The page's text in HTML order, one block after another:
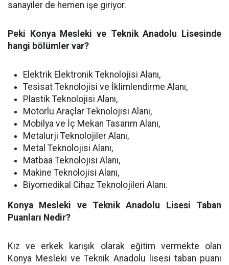
sanayiler de hemen işe giriyor.
Peki Konya Mesleki ve Teknik Anadolu Lisesinde
hangi bölümler var?
Elektrik Elektronik Teknolojisi Alanı,
Tesisat Teknolojisi ve İklimlendirme Alanı,
Plastik Teknolojisi Alanı,
Motorlu Araçlar Teknolojisi Alanı,
Mobilya ve İç Mekan Tasarım Alanı,
Metalurji Teknolojiler Alanı,
Metal Teknolojisi Alanı,
Matbaa Teknolojisi Alanı,
Makine Teknolojisi Alanı,
Biyomedikal Cihaz Teknolojileri Alanı.
Konya Mesleki ve Teknik Anadolu Lisesi Taban
Puanları Nedir?
Kız ve erkek karışık olarak eğitim vermekte olan
Konya Mesleki ve Teknik Anadolu lisesi taban puanı